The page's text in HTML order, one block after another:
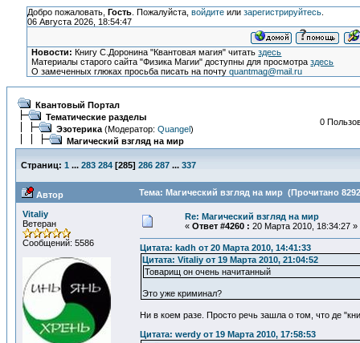
Добро пожаловать, Гость. Пожалуйста, войдитеили зарегистрируйтесь.
06 Августа 2026, 18:54:47
Новости: Книгу С.Доронина "Квантовая магия" читатьздесь
Материалы старого сайта "Физика Магии" доступны для просмотраздесь
О замеченных глюках просьба писать на почтуquantmag@mail.ru
Квантовый Портал
Тематические разделы
Эзотерика (Модератор: Quangel)
Магический взгляд на мир
0
Страниц: 1 ... 283 284 [285] 286 287 ... 337
Автор Тема: Магический взгляд на мир (Прочитано
Vitaliy
Ветеран
Сообщений: 5586
Re: Магический взгляд на мир
« Ответ #4260 : 20 Марта 2010, 18:34:27 »
Цитата: kadh от 20 Марта 2010, 14:41:33
Цитата: Vitaliy от 19 Марта 2010, 21:04:52
Товарищ он очень начитанный
Это уже криминал?
Ни в коем разе. Просто речь зашла о том, что де
Цитата: werdy от 19 Марта 2010, 17:58:53